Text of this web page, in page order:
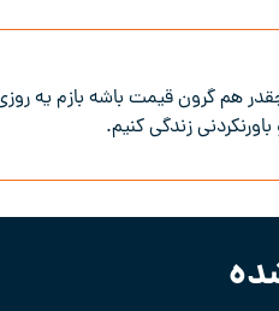
هم گرون قیمت باشه بازم یه
زندگی کنیم.